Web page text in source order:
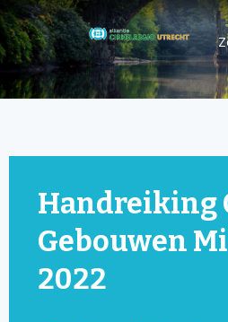
Handreiking
Gebouwen
2022